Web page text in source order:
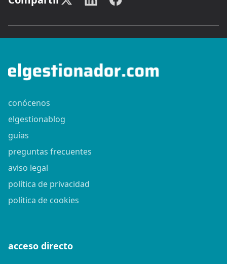
conócenos
elgestionablog
guías
preguntas frecuentes
aviso legal
política de privacidad
política de cookies
acceso directo